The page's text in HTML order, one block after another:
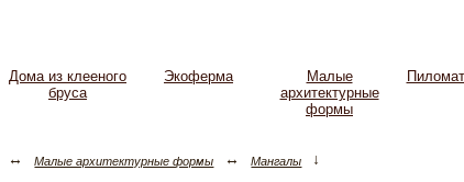
Дома из клееного
бруса
Экоферма
Малые
архитектурные
формы
↔ Малые архитектурные формы ↔ Мангалы ↓